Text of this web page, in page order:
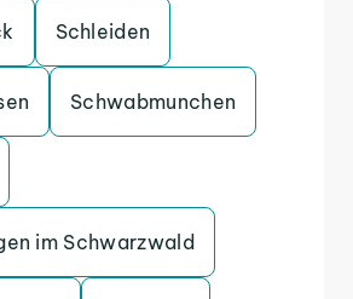
Schleiden
Schwabmunchen
im Schwarzwald